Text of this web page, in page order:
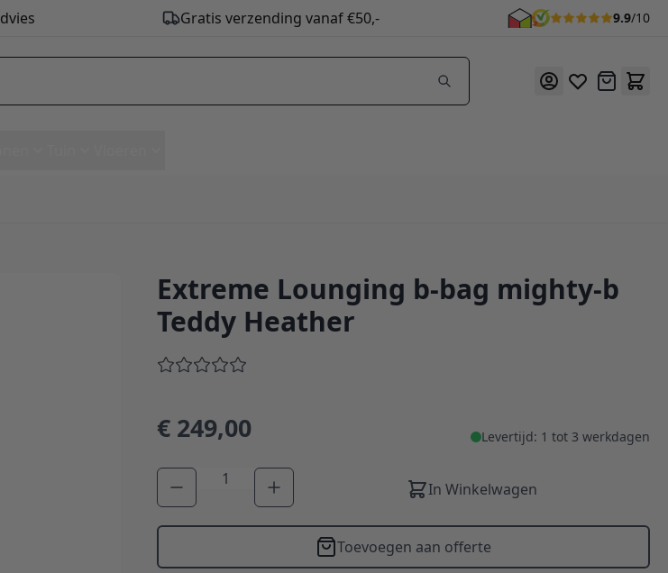
Gratis verzending vanaf €50,- 9.9/10
Offerte
Extreme Lounging b-bag mighty-b
Teddy Heather
€ 249,00 Levertijd: 1 tot 3 werkdagen
Aantal
In Winkelwagen
Toevoegen aan offerte